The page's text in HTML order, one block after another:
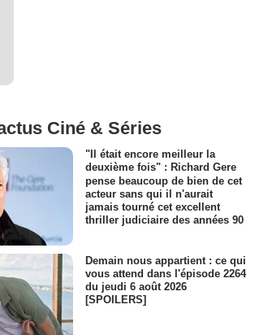
Ciné & Séries
"Il était encore meilleur la
deuxième fois" : Richard Gere
pense beaucoup de bien de cet
acteur sans qui il n'aurait
jamais tourné cet excellent
thriller judiciaire des années 90
Demain nous appartient : ce qui
vous attend dans l'épisode 2264
du jeudi 6 août 2026
[SPOILERS]